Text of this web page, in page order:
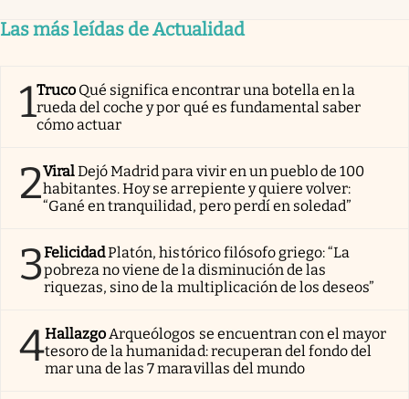
Las más leídas de Actualidad
1Truco Qué significa encontrar una botella en la
rueda del coche y por qué es fundamental saber
cómo actuar
2ViralDejó Madrid para vivir en un pueblo de 100
habitantes. Hoy se arrepiente y quiere volver:
“Gané en tranquilidad, pero perdí en soledad”
3FelicidadPlatón, histórico filósofo griego: “La
pobreza no viene de la disminución de las
riquezas, sino de la multiplicación de los deseos”
4Hallazgo Arqueólogos se encuentran con el mayor
tesoro de la humanidad: recuperan del fondo del
mar una de las 7 maravillas del mundo